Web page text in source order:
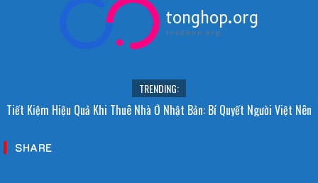
tonghop.org
tonghop.org
TRENDING:
Tiết Kiệm Hiệu Quả Khi Thuê Nhà Ở Nhật Bản: Bí Quyết Người Việt Nên
SHARE